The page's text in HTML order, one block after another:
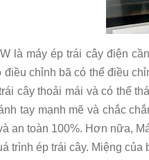
là máy ép trái cây điện
điều chỉnh bã có thể điều
cây thoải mái và có thể
tay mạnh mẽ và chắc
an toàn 100%. Hơn nữa,
trình ép trái cây. Miệng